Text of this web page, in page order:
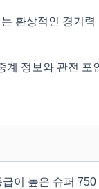
환상적인 경기
정보와 관전 포
이 높은 슈퍼